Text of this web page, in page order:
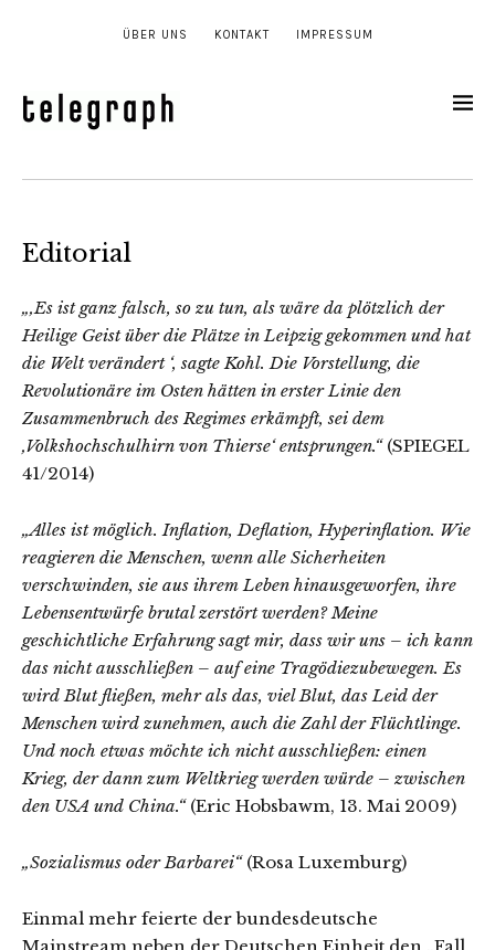
ÜBER UNS KONTAKT IMPRESSUM
Editorial
„‚Es ist ganz falsch, so zu tun, als wäre da plötzlich der
Heilige Geist über die Plätze in Leipzig gekommen und hat
die Welt verändert ‘, sagte Kohl. Die Vorstellung, die
Revolutionäre im Osten hätten in erster Linie den
Zusammenbruch des Regimes erkämpft, sei dem
‚Volkshochschulhirn von Thierse‘ entsprungen.“(SPIEGEL
41/2014)
„Alles ist möglich. Inflation, Deflation, Hyperinflation. Wie
reagieren die Menschen, wenn alle Sicherheiten
verschwinden, sie aus ihrem Leben hinausgeworfen, ihre
Lebensentwürfe brutal zerstört werden? Meine
geschichtliche Erfahrung sagt mir, dass wir uns – ich kann
das nicht ausschließen – auf eine Tragödiezubewegen. Es
wird Blut fließen, mehr als das, viel Blut, das Leid der
Menschen wird zunehmen, auch die Zahl der Flüchtlinge.
Und noch etwas möchte ich nicht ausschließen: einen
Krieg, der dann zum Weltkrieg werden würde – zwischen
den USA und China.“(Eric Hobsbawm, 13. Mai 2009)
„Sozialismus oder Barbarei“(Rosa Luxemburg)
Einmal mehr feierte der bundesdeutsche